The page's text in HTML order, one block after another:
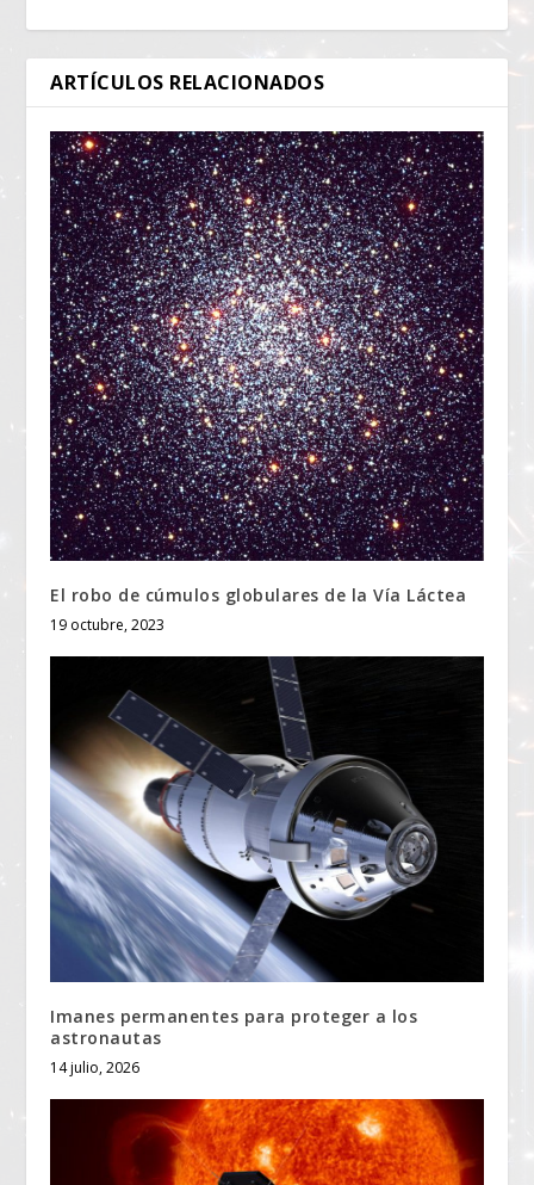
ARTÍCULOS RELACIONADOS
El robo de cúmulos globulares de la Vía Láctea
19 octubre, 2023
Imanes permanentes para proteger a los
astronautas
14 julio, 2026